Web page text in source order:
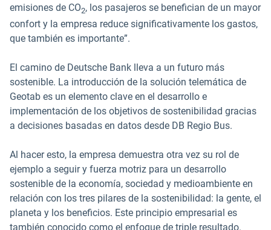
emisiones de CO2, los pasajeros se benefician de un mayor
confort y la empresa reduce significativamente los gastos,
que también es importante”.
El camino de Deutsche Bank lleva a un futuro más
sostenible. La introducción de la solución telemática de
Geotab es un elemento clave en el desarrollo e
implementación de los objetivos de sostenibilidad gracias
a decisiones basadas en datos desde DB Regio Bus.
Al hacer esto, la empresa demuestra otra vez su rol de
ejemplo a seguir y fuerza motriz para un desarrollo
sostenible de la economía, sociedad y medioambiente en
relación con los tres pilares de la sostenibilidad: la gente, el
planeta y los beneficios. Este principio empresarial es
también conocido como el enfoque de triple resultado.